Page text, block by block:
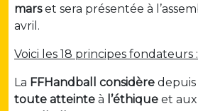
marset sera présentée à
avril.
Voici les 18 principes fondateurs :
La FFHandball considère
toute atteinte à l’éthique et aux